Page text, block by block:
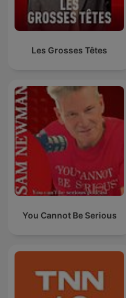
Les Grosses Têtes
You Cannot Be Serious